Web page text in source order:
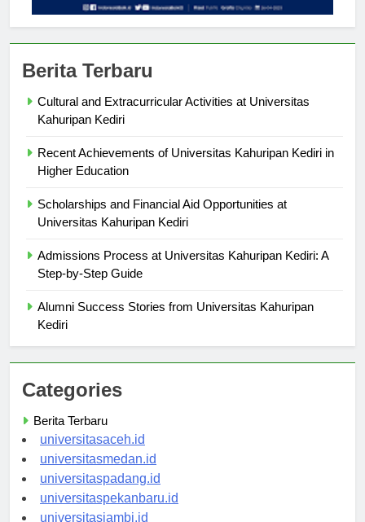
Berita Terbaru
Cultural and Extracurricular Activities at Universitas
Kahuripan Kediri
Recent Achievements of Universitas Kahuripan Kediri in
Higher Education
Scholarships and Financial Aid Opportunities at
Universitas Kahuripan Kediri
Admissions Process at Universitas Kahuripan Kediri: A
Step-by-Step Guide
Alumni Success Stories from Universitas Kahuripan
Kediri
Categories
Berita Terbaru
universitasaceh.id
universitasmedan.id
universitaspadang.id
universitaspekanbaru.id
universitasjambi.id